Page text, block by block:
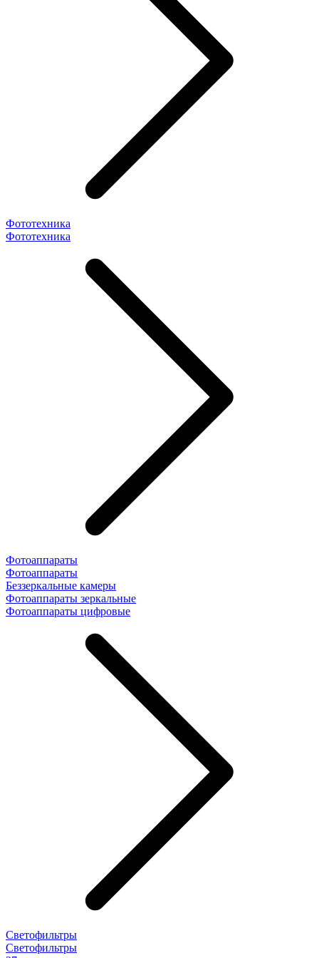
Фототехника
Фототехника
Фотоаппараты
Фотоаппараты
Беззеркальные камеры
Фотоаппараты зеркальные
Фотоаппараты цифровые
Светофильтры
Светофильтры